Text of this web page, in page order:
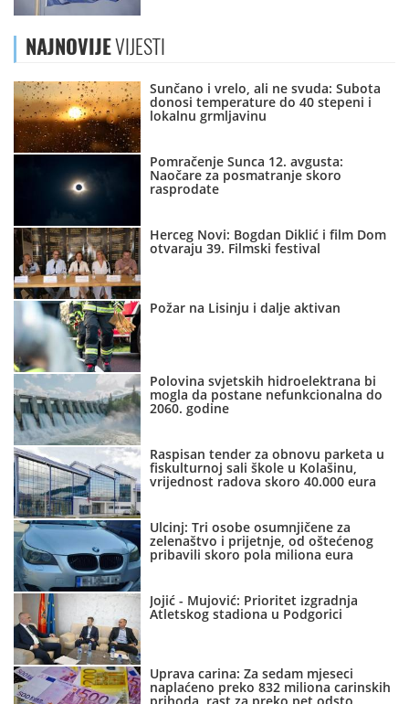
NAJNOVIJEVIJESTI
Sunčano i vrelo, ali ne svuda: Subota
donosi temperature do 40 stepeni i
lokalnu grmljavinu
Pomračenje Sunca 12. avgusta:
Naočare za posmatranje skoro
rasprodate
Herceg Novi: Bogdan Diklić i film Dom
otvaraju 39. Filmski festival
Požar na Lisinju i dalje aktivan
Polovina svjetskih hidroelektrana bi
mogla da postane nefunkcionalna do
2060. godine
Raspisan tender za obnovu parketa u
fiskulturnoj sali škole u Kolašinu,
vrijednost radova skoro 40.000 eura
Ulcinj: Tri osobe osumnjičene za
zelenaštvo i prijetnje, od oštećenog
pribavili skoro pola miliona eura
Jojić - Mujović: Prioritet izgradnja
Atletskog stadiona u Podgorici
Uprava carina: Za sedam mjeseci
naplaćeno preko 832 miliona carinskih